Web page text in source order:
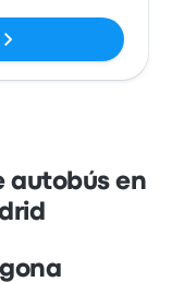
autobús en